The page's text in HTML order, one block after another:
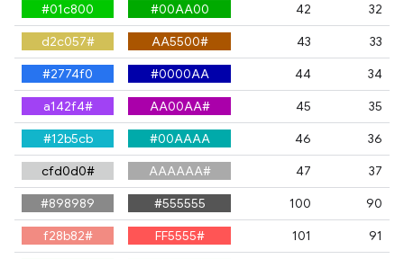
32
42
#00AA00
#01c800
33
43
#AA5500
#d2c057
34
44
#0000AA
#2774f0
35
45
#AA00AA
#a142f4
36
46
#00AAAA
#12b5cb
37
47
#AAAAAA
#cfd0d0
90
100
#555555
#898989
91
101
#FF5555
#f28b82